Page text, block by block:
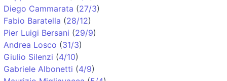
Diego Cammarata (27/3)
Fabio Baratella (28/12)
Pier Luigi Bersani (29/9)
Andrea Losco (31/3)
Giulio Silenzi (4/10)
Gabriele Albonetti (4/9)